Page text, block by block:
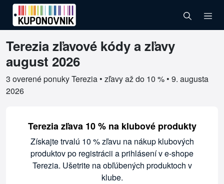
Terezia zľavové kódy a zľavy
august 2026
3 overené ponuky Terezia • zľavy až do 10 % • 9. augusta
2026
Overené kupóny pre Terezia
Terezia zľava 10 % na klubové produkty
Získajte trvalú 10 % zľavu na nákup klubových
produktov po registrácii a prihlásení v e-shope
Terezia. Ušetrite na obľúbených produktoch v
klube.